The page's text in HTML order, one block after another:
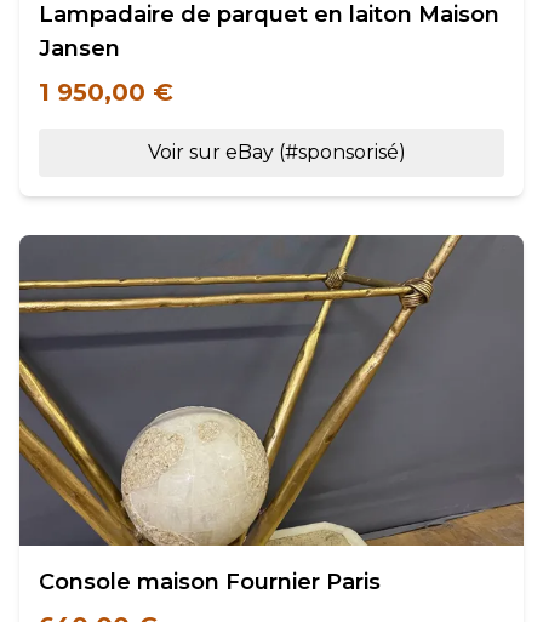
Lampadaire de parquet en laiton Maison
Jansen
1 950,00 €
Voir sur eBay (#sponsorisé)
Console maison Fournier Paris